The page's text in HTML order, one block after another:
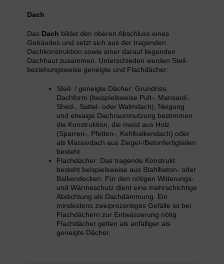
Dach
Das Dach bildet den oberen Abschluss eines
Gebäudes und setzt sich aus der tragenden
Dachkonstruktion sowie einer darauf liegenden
Dachhaut zusammen. Unterschieden werden Steil-
beziehungsweise geneigte und Flachdächer:
Steil- / geneigte Dächer: Grundriss,
Dachform (beispielsweise Pult-, Mansard-,
Shed-, Sattel- oder Walmdach), Neigung
und etwaige Dachraumnutzung bestimmen
die Konstruktion, die meist aus Holz
(Sparren-, Pfetten-, Kehlbalkendach) oder
als Massivdach aus Ziegel-/Betonfertigteilen
besteht.
Flachdächer: Das tragende Konstrukt
besteht beispielsweise aus Stahlbeton- oder
Balkendecken. Für den nötigen Witterungs-
und Wärmeschutz dient eine mehrschichtige
Abdichtung als Dachdämmung. Ein
mindestens zweiprozentiges Gefälle ist bei
Flachdächern zur Entwässerung nötig.
Flachdächer gelten als anfälliger als
geneigte Dächer.